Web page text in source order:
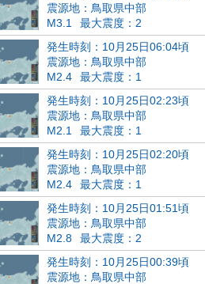
震源地：鳥取県中部
M3.1
最大震度：2
発生時刻：10月25日06:04頃
震源地：鳥取県中部
M2.4
最大震度：1
発生時刻：10月25日02:23頃
震源地：鳥取県中部
M2.1
最大震度：1
発生時刻：10月25日02:20頃
震源地：鳥取県中部
M2.4
最大震度：1
発生時刻：10月25日01:51頃
震源地：鳥取県中部
M2.8
最大震度：2
発生時刻：10月25日00:39頃
震源地：鳥取県中部